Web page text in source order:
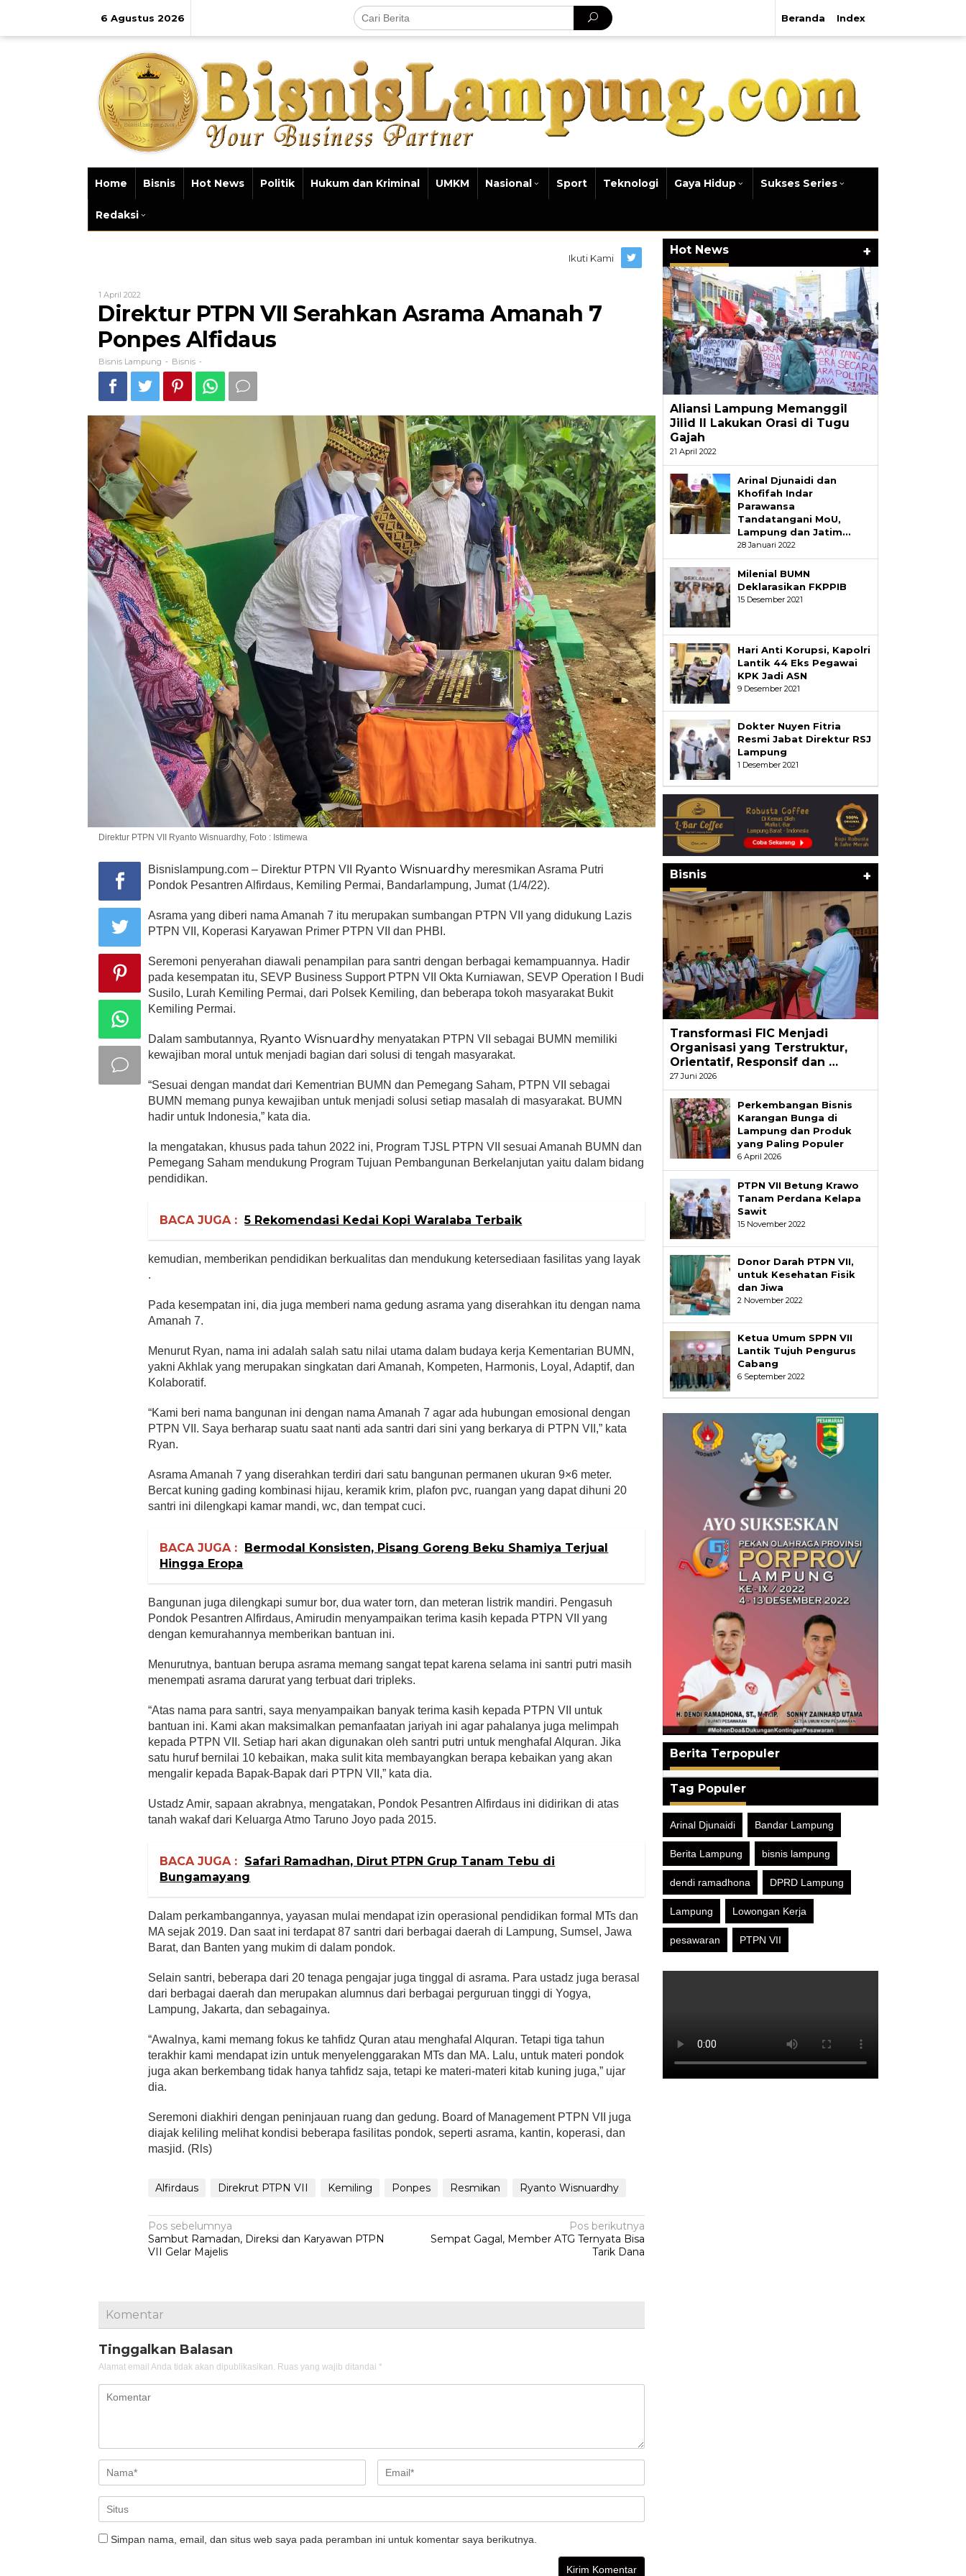
6 Agustus 2026 Beranda Index
Home Bisnis Hot News Politik Hukum dan Kriminal UMKM Nasional Sport Teknologi Gaya Hidup Sukses Series
Redaksi
Ikuti Kami
1 April 2022
Bisnis
Lampung
Direktur PTPN VII Serahkan Asrama Amanah 7
Ponpes Alfidaus
Bisnis Lampung - Bisnis -
Direktur PTPN VII Ryanto Wisnuardhy, Foto : Istimewa
Bisnislampung.com – Direktur PTPN VII Ryanto Wisnuardhy meresmikan Asrama Putri
Pondok Pesantren Alfirdaus, Kemiling Permai, Bandarlampung, Jumat (1/4/22).
Asrama yang diberi nama Amanah 7 itu merupakan sumbangan PTPN VII yang didukung Lazis
PTPN VII, Koperasi Karyawan Primer PTPN VII dan PHBI.
Seremoni penyerahan diawali penampilan para santri dengan berbagai kemampuannya. Hadir
pada kesempatan itu, SEVP Business Support PTPN VII Okta Kurniawan, SEVP Operation I Budi
Susilo, Lurah Kemiling Permai, dari Polsek Kemiling, dan beberapa tokoh masyarakat Bukit
Kemiling Permai.
Dalam sambutannya, Ryanto Wisnuardhy menyatakan PTPN VII sebagai BUMN memiliki
kewajiban moral untuk menjadi bagian dari solusi di tengah masyarakat.
“Sesuai dengan mandat dari Kementrian BUMN dan Pemegang Saham, PTPN VII sebagai
BUMN memang punya kewajiban untuk menjadi solusi setiap masalah di masyarakat. BUMN
hadir untuk Indonesia,” kata dia.
Ia mengatakan, khusus pada tahun 2022 ini, Program TJSL PTPN VII sesuai Amanah BUMN dan
Pemegang Saham mendukung Program Tujuan Pembangunan Berkelanjutan yaitu dalam bidang
pendidikan.
BACA JUGA : 5 Rekomendasi Kedai Kopi Waralaba Terbaik
kemudian, memberikan pendidikan berkualitas dan mendukung ketersediaan fasilitas yang layak
.
Pada kesempatan ini, dia juga memberi nama gedung asrama yang diserahkan itu dengan nama
Amanah 7.
Menurut Ryan, nama ini adalah salah satu nilai utama dalam budaya kerja Kementarian BUMN,
yakni Akhlak yang merupakan singkatan dari Amanah, Kompeten, Harmonis, Loyal, Adaptif, dan
Kolaboratif.
“Kami beri nama bangunan ini dengan nama Amanah 7 agar ada hubungan emosional dengan
PTPN VII. Saya berharap suatu saat nanti ada santri dari sini yang berkarya di PTPN VII,” kata
Ryan.
Asrama Amanah 7 yang diserahkan terdiri dari satu bangunan permanen ukuran 9×6 meter.
Bercat kuning gading kombinasi hijau, keramik krim, plafon pvc, ruangan yang dapat dihuni 20
santri ini dilengkapi kamar mandi, wc, dan tempat cuci.
BACA JUGA : Bermodal Konsisten, Pisang Goreng Beku Shamiya Terjual
Hingga Eropa
Bangunan juga dilengkapi sumur bor, dua water torn, dan meteran listrik mandiri. Pengasuh
Pondok Pesantren Alfirdaus, Amirudin menyampaikan terima kasih kepada PTPN VII yang
dengan kemurahannya memberikan bantuan ini.
Menurutnya, bantuan berupa asrama memang sangat tepat karena selama ini santri putri masih
menempati asrama darurat yang terbuat dari tripleks.
“Atas nama para santri, saya menyampaikan banyak terima kasih kepada PTPN VII untuk
bantuan ini. Kami akan maksimalkan pemanfaatan jariyah ini agar pahalanya juga melimpah
kepada PTPN VII. Setiap hari akan digunakan oleh santri putri untuk menghafal Alquran. Jika
satu huruf bernilai 10 kebaikan, maka sulit kita membayangkan berapa kebaikan yang akan
mengalir kepada Bapak-Bapak dari PTPN VII,” kata dia.
Ustadz Amir, sapaan akrabnya, mengatakan, Pondok Pesantren Alfirdaus ini didirikan di atas
tanah wakaf dari Keluarga Atmo Taruno Joyo pada 2015.
BACA JUGA : Safari Ramadhan, Dirut PTPN Grup Tanam Tebu di
Bungamayang
Dalam perkambangannya, yayasan mulai mendapat izin operasional pendidikan formal MTs dan
MA sejak 2019. Dan saat ini terdapat 87 santri dari berbagai daerah di Lampung, Sumsel, Jawa
Barat, dan Banten yang mukim di dalam pondok.
Selain santri, beberapa dari 20 tenaga pengajar juga tinggal di asrama. Para ustadz juga berasal
dari berbagai daerah dan merupakan alumnus dari berbagai perguruan tinggi di Yogya,
Lampung, Jakarta, dan sebagainya.
“Awalnya, kami memang fokus ke tahfidz Quran atau menghafal Alquran. Tetapi tiga tahun
terakhir kami mendapat izin untuk menyelenggarakan MTs dan MA. Lalu, untuk materi pondok
juga akan berkembang tidak hanya tahfidz saja, tetapi ke materi-materi kitab kuning juga,” ujar
dia.
Seremoni diakhiri dengan peninjauan ruang dan gedung. Board of Management PTPN VII juga
diajak keliling melihat kondisi beberapa fasilitas pondok, seperti asrama, kantin, koperasi, dan
masjid. (Rls)
Alfirdaus Direkrut PTPN VII Kemiling Ponpes Resmikan Ryanto Wisnuardhy
Navigasi
pos
Pos sebelumnya
Sambut Ramadan, Direksi dan Karyawan PTPN
VII Gelar Majelis
Pos berikutnya
Sempat Gagal, Member ATG Ternyata Bisa
Tarik Dana
Komentar
Tinggalkan Balasan
Alamat email Anda tidak akan dipublikasikan. Ruas yang wajib ditandai *
Simpan nama, email, dan situs web saya pada peramban ini untuk komentar saya berikutnya.
Hot News +
Aliansi Lampung Memanggil
Jilid II Lakukan Orasi di Tugu
Gajah
21 April 2022
Arinal Djunaidi dan
Khofifah Indar
Parawansa
Tandatangani MoU,
Lampung dan Jatim…
28 Januari 2022
Milenial BUMN
Deklarasikan FKPPIB
15 Desember 2021
Hari Anti Korupsi, Kapolri
Lantik 44 Eks Pegawai
KPK Jadi ASN
9 Desember 2021
Dokter Nuyen Fitria
Resmi Jabat Direktur RSJ
Lampung
1 Desember 2021
Bisnis +
Transformasi FIC Menjadi
Organisasi yang Terstruktur,
Orientatif, Responsif dan …
27 Juni 2026
Perkembangan Bisnis
Karangan Bunga di
Lampung dan Produk
yang Paling Populer
6 April 2026
PTPN VII Betung Krawo
Tanam Perdana Kelapa
Sawit
15 November 2022
Donor Darah PTPN VII,
untuk Kesehatan Fisik
dan Jiwa
2 November 2022
Ketua Umum SPPN VII
Lantik Tujuh Pengurus
Cabang
6 September 2022
Berita Terpopuler
Tag Populer
Arinal Djunaidi Bandar Lampung
Berita Lampung bisnis lampung
dendi ramadhona DPRD Lampung
Lampung Lowongan Kerja
pesawaran PTPN VII